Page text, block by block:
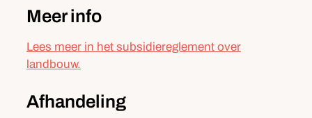
Meer info
Lees meer in het subsidiereglement over
landbouw.
Afhandeling